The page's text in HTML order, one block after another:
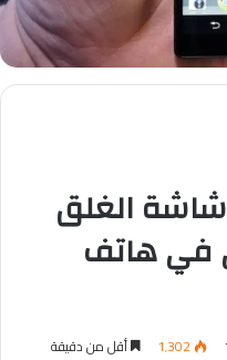
شاشة الغلق
في هاتف
1٬302 أقل من دقيقة